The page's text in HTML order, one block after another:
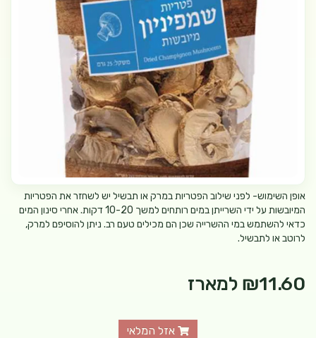
אופן השימוש- לפני שילוב הפטריות במרק או תבשיל יש לשחזר את הפטריות
המיובשות על ידי השרייתן במים רותחים למשך 10-20 דקות. אחרי סינון המים
כדאי להשתמש במי ההשרייה שכן הם מכילים טעם רב. ניתן להוסיפם למרק,
לרוטב או לתבשיל.
₪11.60 למארז
אזל המלאי